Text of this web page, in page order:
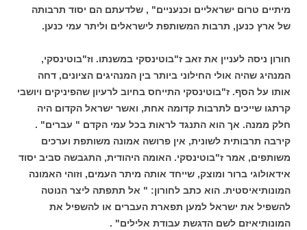
מיתיים טרום ישראליים וכנעניים" , שלדעתם הם יסוד תרבותה
של ארץ כנען, תרבות המשותפת לישראלים וליתר עמי כנען.
חורון ניסה לעניין את זאב ז"בוטינסקי במשנתו. וז"בוטינסקי,
המנהיג שהיה אולי החילוני ביותר בין המנהיגים הציונים, דחה
אותו על הסף. ז"בוטינסקי התייחס בחיוב לרעיון שהפיניקים ויושבי
קרתגו שייכים לתרבות קדומה אחת, ואשר ישראל הקדום היה
חלק ממנה. אך הוא התנגד לראות בכל עמי הקדם " עברים" .
קירבה תרבותית לשונית, אין פרושה אמונה משותפת וערכים
משותפים, אמר ז"בוטינסקי. האומה היהודית, התגבשה סביב יסוד
אידאולוגי ברור ומוצק, שייחד אותה מיתר העמים, וזוהי האמונה
המונותיאיסטית. הוא כתב לחורון: " אל תתפתה ליצר הנוטה
להשפיל את ישראל למען תפארת העברים או להשפיל את
המונותיאיזם לשם הדגשת עבודת אלילים" .